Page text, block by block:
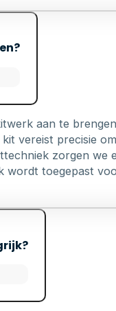
aan te
vereist precisie
zorgen
wordt toegepast